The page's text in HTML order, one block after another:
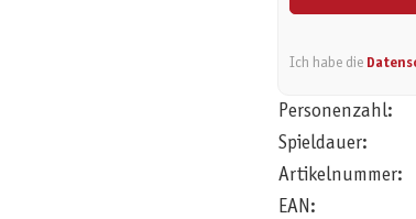
Ich habe die
Personenzahl:
Spieldauer:
Artikelnummer:
EAN: